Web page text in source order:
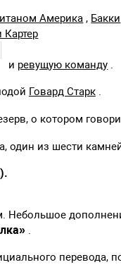
Америка , Бакки
Картер
и ревущую команду .
Говард Старк.
о котором
один из шести
.
перевода,